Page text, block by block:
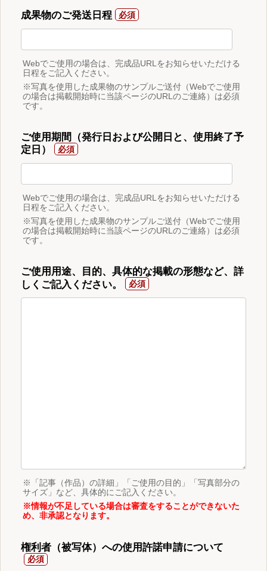
成果物のご発送日程
Webでご使用の場合は、完成品URLをお知らせいただける
日程をご記入ください。
※写真を使用した成果物のサンプルご送付（Webでご使用
の場合は掲載開始時に当該ページのURLのご連絡）は必須
です。
ご使用期間（発行日および公開日と、使用終了予
定日）
Webでご使用の場合は、完成品URLをお知らせいただける
日程をご記入ください。
※写真を使用した成果物のサンプルご送付（Webでご使用
の場合は掲載開始時に当該ページのURLのご連絡）は必須
です。
ご使用用途、目的、具体的な掲載の形態など、詳
しくご記入ください。
※「記事（作品）の詳細」「ご使用の目的」「写真部分の
サイズ」など、具体的にご記入ください。
※情報が不足している場合は審査をすることができないた
め、非承認となります。
権利者（被写体）への使用許諾申請について